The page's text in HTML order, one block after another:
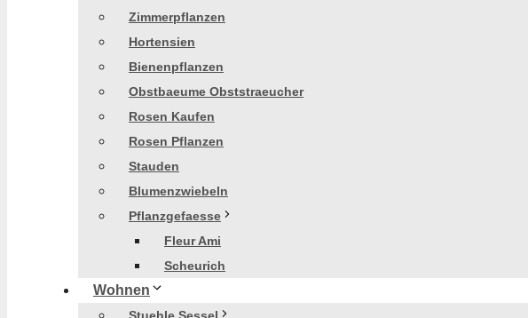
Zimmerpflanzen
Hortensien
Bienenpflanzen
Obstbaeume Obststraeucher
Rosen Kaufen
Rosen Pflanzen
Stauden
Blumenzwiebeln
Pflanzgefaesse
Fleur Ami
Scheurich
Wohnen